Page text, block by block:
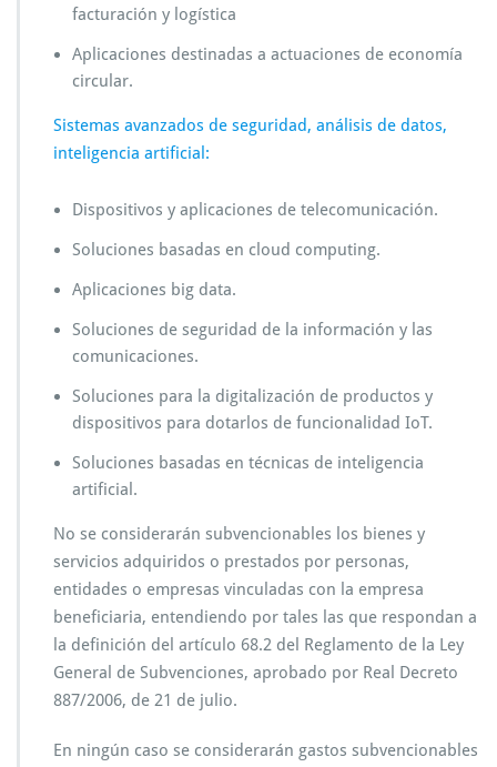
facturación y logística
Aplicaciones destinadas a actuaciones de economía
circular.
Sistemas avanzados de seguridad, análisis de datos,
inteligencia artificial:
Dispositivos y aplicaciones de telecomunicación.
Soluciones basadas en cloud computing.
Aplicaciones big data.
Soluciones de seguridad de la información y las
comunicaciones.
Soluciones para la digitalización de productos y
dispositivos para dotarlos de funcionalidad IoT.
Soluciones basadas en técnicas de inteligencia
artificial.
No se considerarán subvencionables los bienes y
servicios adquiridos o prestados por personas,
entidades o empresas vinculadas con la empresa
beneficiaria, entendiendo por tales las que respondan a
la definición del artículo 68.2 del Reglamento de la Ley
General de Subvenciones, aprobado por Real Decreto
887/2006, de 21 de julio.
En ningún caso se considerarán gastos subvencionables